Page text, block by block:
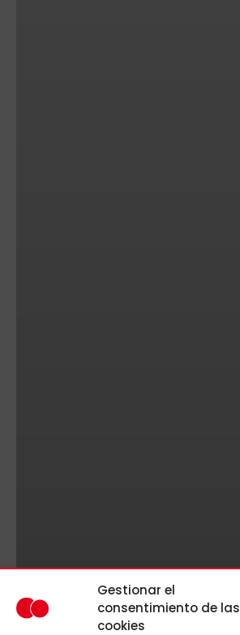
Gestionar el
consentimiento de las
cookies